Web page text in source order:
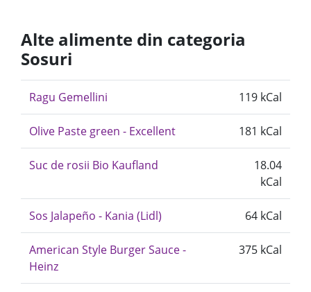
Alte alimente din categoria
Sosuri
Ragu Gemellini 119 kCal
Olive Paste green - Excellent 181 kCal
Suc de rosii Bio Kaufland
18.04
kCal
Sos Jalapeño - Kania (Lidl) 64 kCal
American Style Burger Sauce -
Heinz
375 kCal